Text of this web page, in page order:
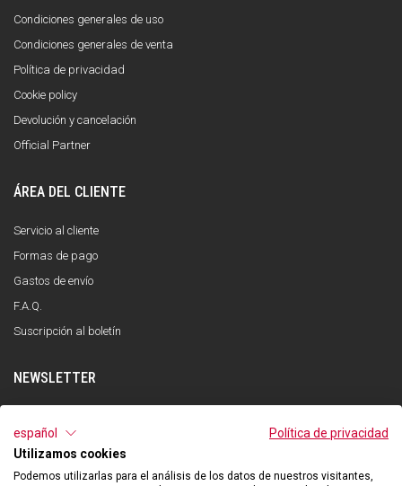
Condiciones generales de uso
Condiciones generales de venta
Política de privacidad
Cookie policy
Devolución y cancelación
Official Partner
ÁREA DEL CLIENTE
Servicio al cliente
Formas de pago
Gastos de envío
F.A.Q.
Suscripción al boletín
NEWSLETTER
INSCRÍBETE
He leído y entendido la política de privacidad y acepto el tratamiento de mis
de acuerdo con lo indicado en la política de privacidad.
español
Política de privacidad
Utilizamos cookies
Podemos utilizarlas para el análisis de los datos de nuestros visitantes,